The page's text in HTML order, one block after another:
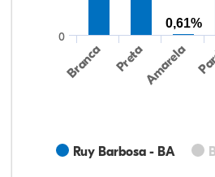
Ruy Barbosa - BA
Branca PretaAmarela
0
0,61%